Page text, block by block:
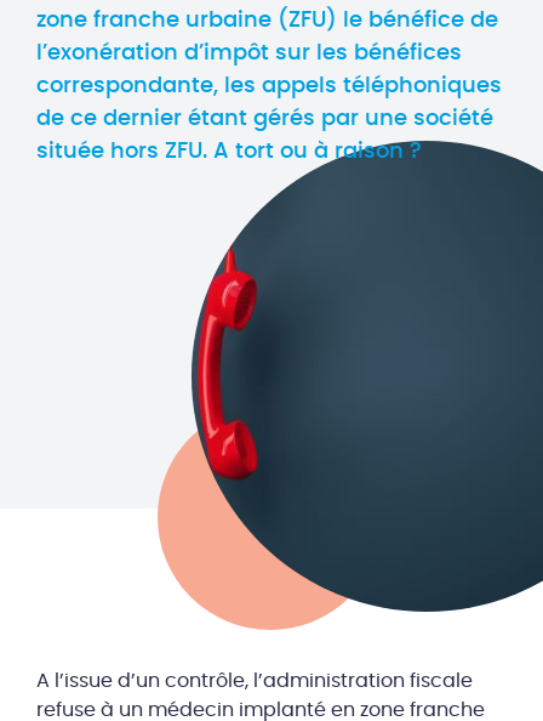
zone franche urbaine (ZFU) le bénéfice de
l’exonération d’impôt sur les bénéfices
correspondante, les appels téléphoniques
de ce dernier étant gérés par une société
située hors ZFU. A tort ou à raison ?
A l’issue d’un contrôle, l’administration fiscale
refuse à un médecin implanté en zone franche